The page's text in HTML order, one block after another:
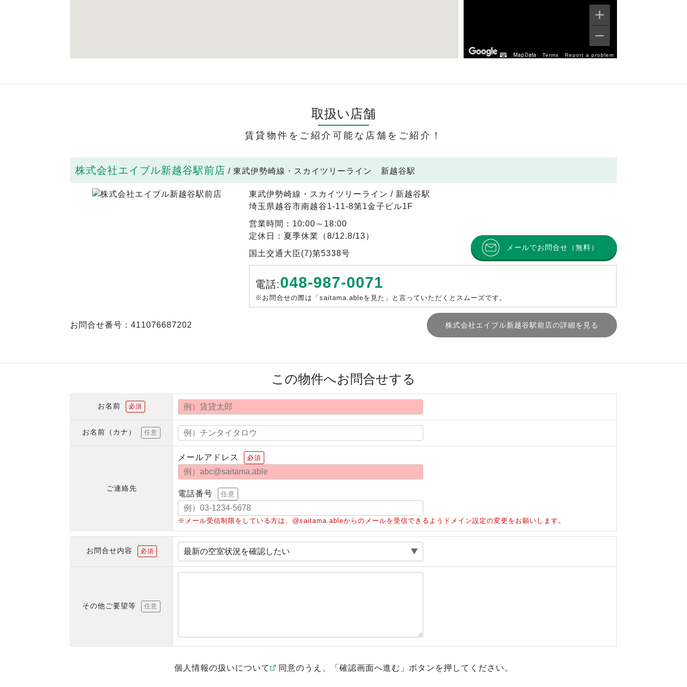
Map Data Terms Report a problem
取扱い店舗
賃貸物件をご紹介可能な店舗をご紹介！
株式会社エイブル新越谷駅前店 / 東武伊勢崎線・スカイツリーライン 新越谷駅
東武伊勢崎線・スカイツリーライン / 新越谷駅
埼玉県越谷市南越谷1-11-8第1金子ビル1F
営業時間：10:00～18:00
定休日：夏季休業（8/12.8/13）
国土交通大臣(7)第5338号
メールでお問合せ（無料）
電話:048-987-0071
※お問合せの際は「saitama.ableを見た」と言っていただくとスムーズです。
お問合せ番号：411076687202 株式会社エイブル新越谷駅前店の詳細を見る
この物件へお問合せする
お名前 必須
お名前（カナ） 任意
ご連絡先
メールアドレス 必須
電話番号 任意
※メール受信制限をしている方は、@saitama.ableからのメールを受信できるようドメイン設定の変更をお願いします。
お問合せ内容 必須
その他ご要望等 任意
個人情報の扱いについて 同意のうえ、「確認画面へ進む」ボタンを押してください。